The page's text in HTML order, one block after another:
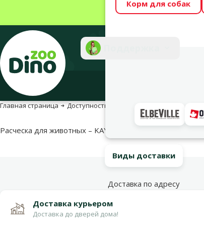
Весь
Корм для собак
Главная страница Доступность продукта
Расческа для животных – KAY Double pin brush, S
Виды доставки
Доставка по адресу
Доставка курьером
Доставка до дверей дома!